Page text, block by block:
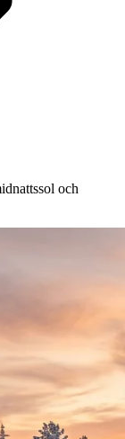
och